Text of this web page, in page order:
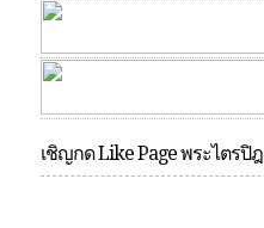
เชิญกด Like Page พระไตรปิ